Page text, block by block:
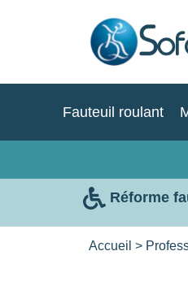
Fauteuil roulant
Réforme
Accueil >